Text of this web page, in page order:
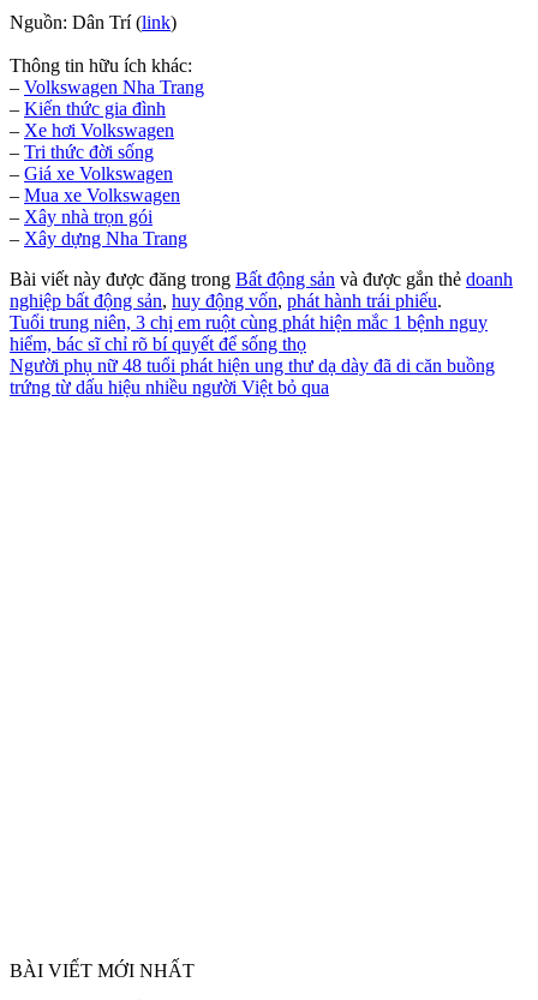
Nguồn: Dân Trí (link)
Thông tin hữu ích khác:
– Volkswagen Nha Trang
– Kiến thức gia đình
– Xe hơi Volkswagen
– Tri thức đời sống
– Giá xe Volkswagen
– Mua xe Volkswagen
– Xây nhà trọn gói
– Xây dựng Nha Trang
Bài viết này được đăng trong Bất động sản và được gắn thẻ doanh
nghiệp bất động sản, huy động vốn, phát hành trái phiếu.
Tuổi trung niên, 3 chị em ruột cùng phát hiện mắc 1 bệnh nguy
hiểm, bác sĩ chỉ rõ bí quyết để sống thọ
Người phụ nữ 48 tuổi phát hiện ung thư dạ dày đã di căn buồng
trứng từ dấu hiệu nhiều người Việt bỏ qua
BÀI VIẾT MỚI NHẤT